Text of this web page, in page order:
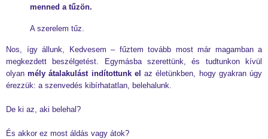
menned a tűzön.
A szerelem tűz.
Nos, így állunk, Kedvesem – fűztem tovább most már magamban a
megkezdett beszélgetést. Egymásba szerettünk, és tudtunkon kívül
olyanmély átalakulást indítottunk el az életünkben, hogy gyakran úgy
érezzük: a szenvedés kibírhatatlan, belehalunk.
De ki az, aki belehal?
És akkor ez most áldás vagy átok?